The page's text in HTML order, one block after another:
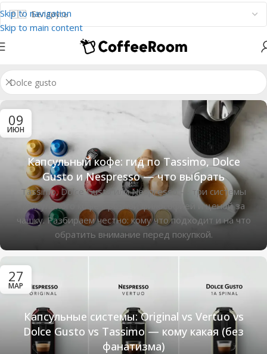
Skip to navigation
Skip to main content
09
ИЮН
Капсульный кофе: гид по Tassimo, Dolce
Gusto и Nespresso — что выбрать
Tassimo, Dolce Gusto или Nespresso — три системы
капсульного кофе с разной философией и ценой за
чашку. Разбираем честно: кому что подходит и на что
обратить внимание перед покупкой.
27
МАР
Капсульные системы: Original vs Vertuo vs
Dolce Gusto vs Tassimo — кому какая (без
фанатизма)